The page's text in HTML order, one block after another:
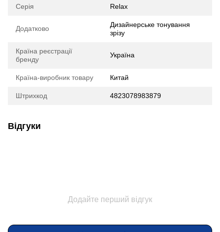
Серія Relax
Додатково
Дизайнерське тонування
зрізу
Країна реєстрації
бренду
Україна
Країна-виробник товару Китай
Штрихкод 4823078983879
Відгуки
Додайте перший відгук